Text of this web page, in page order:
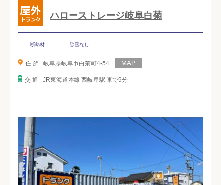
ハローストレージ岐阜白菊
断熱材 除雪なし
住 所 岐阜県岐阜市白菊町4-54
交 通 JR東海道本線 西岐阜駅 車で9分